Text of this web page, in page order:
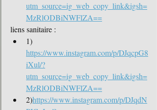
utm_source=ig_web_copy_link&igsh=
MzRlODBiNWFlZA==
liens sanitaire :
1)
https://www.instagram.com/p/DJqcpG8
iXul/?
utm_source=ig_web_copy_link&igsh=
MzRlODBiNWFlZA==
2)https://www.instagram.com/p/DJqdN